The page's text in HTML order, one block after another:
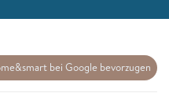
bei Google bevorzugen